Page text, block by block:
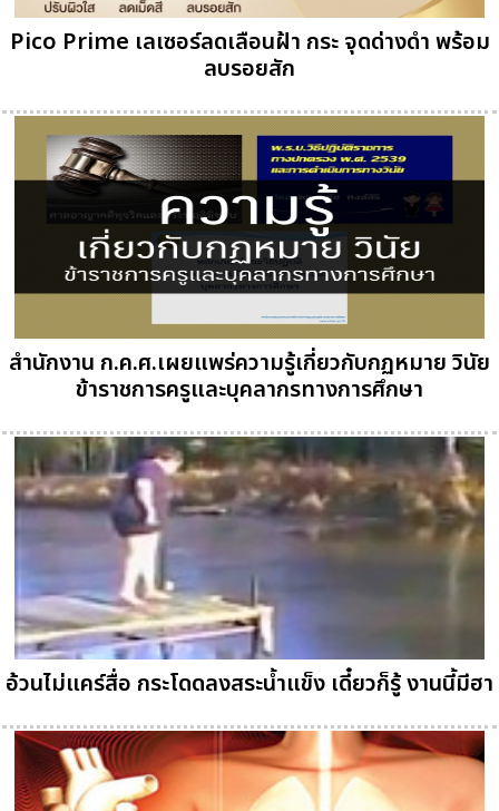
Pico Prime เลเซอร์ลดเลือนฝ้า กระ จุดด่างดำ พร้อม
ลบรอยสัก
สำนักงาน ก.ค.ศ.เผยแพร่ความรู้เกี่ยวกับกฏหมาย วินัย
ข้าราชการครูและบุคลากรทางการศึกษา
อ้วนไม่แคร์สื่อ กระโดดลงสระน้ำแข็ง เดี๋ยวก็รู้ งานนี้มีฮา